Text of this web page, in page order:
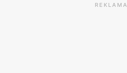
REKLAMA